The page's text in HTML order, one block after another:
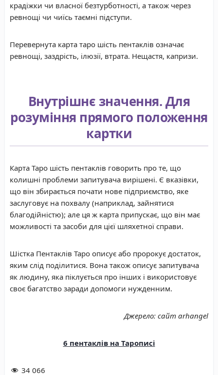
крадіжки чи власної безтурботності, а також через
ревнощі чи чиїсь таємні підступи.
Перевернута карта таро шість пентаклів означає
ревнощі, заздрість, ілюзії, втрата. Нещастя, капризи.
Внутрішнє значення. Для
розуміння прямого положення
картки
Карта Таро шість пентаклів говорить про те, що
колишні проблеми запитувача вирішені. Є вказівки,
що він збирається почати нове підприємство, яке
заслуговує на похвалу (наприклад, зайнятися
благодійністю); але ця ж карта припускає, що він має
можливості та засоби для цієї шляхетної справи.
Шістка Пентаклів Таро описує або пророкує достаток,
яким слід поділитися. Вона також описує запитувача
як людину, яка піклується про інших і використовує
своє багатство заради допомоги нужденним.
Джерело: сайт arhangel
6 пентаклів на Тарописі
34 066